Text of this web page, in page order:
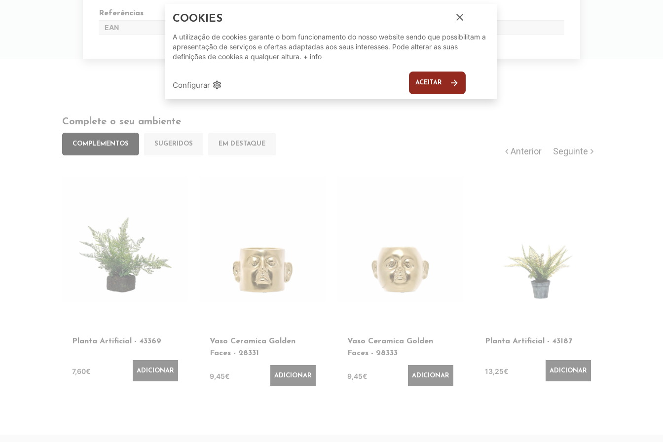
Referências
EAN
Complete o seu ambiente
COMPLEMENTOS SUGERIDOS EM DESTAQUE
Planta Artificial - 43369
7,60€ ADICIONAR
Vaso Ceramica Golden
Faces - 28331
9,45€ ADICIONAR
Vaso Ceramica Golden
Faces - 28333
9,45€ ADICIONAR
Planta Artificial - 43187
13,25€ ADICIONAR
COOKIES close
A utilização de cookies garante o bom funcionamento do nosso website sendo que possibilitam a
apresentação de serviços e ofertas adaptadas aos seus interesses. Pode alterar as suas
definições de cookies a qualquer altura. + info
Configurar settings ACEITAR arrow_forward